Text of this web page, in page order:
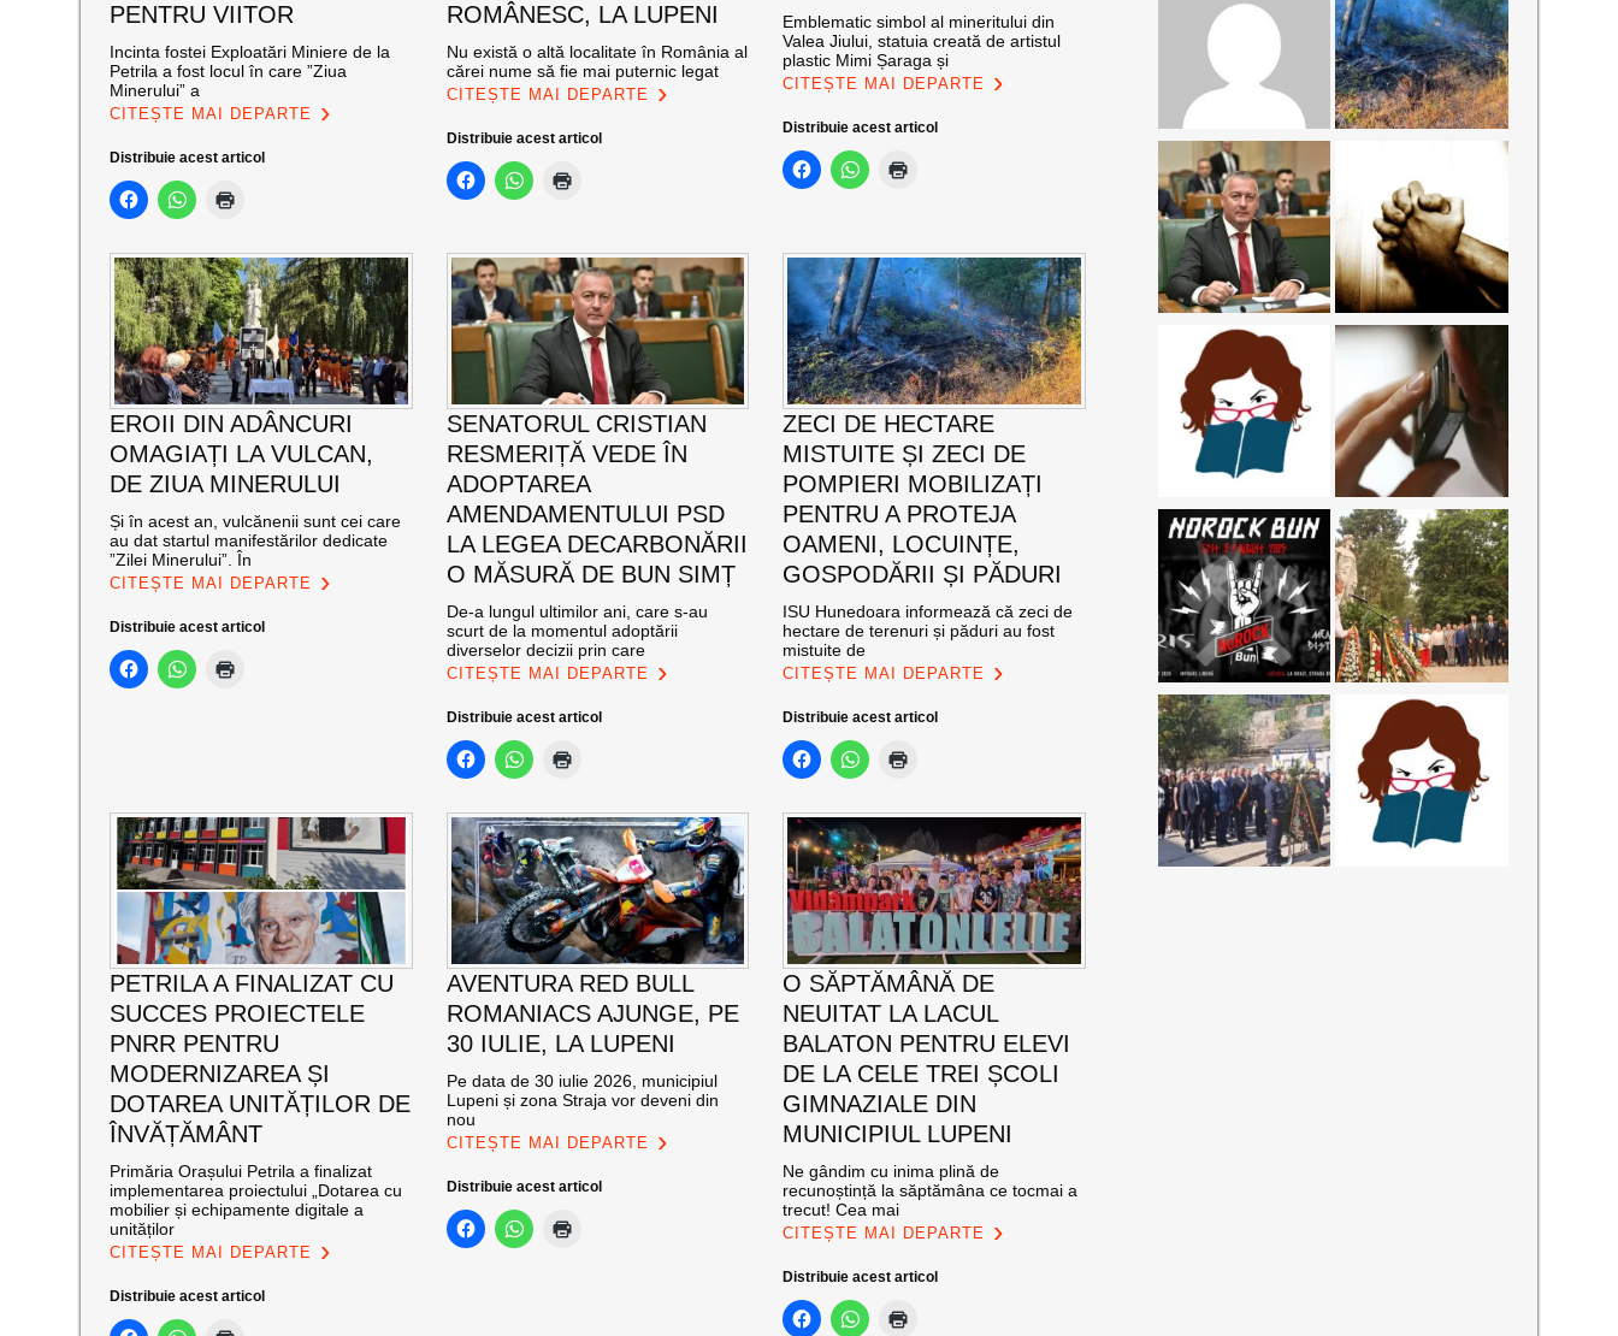
PENTRU VIITOR
Incinta fostei Exploatări Miniere de la
Petrila a fost locul în care ”Ziua
Minerului” a
CITEȘTE MAI DEPARTE
Distribuie acest articol
ROMÂNESC, LA LUPENI
Nu există o altă localitate în România al
cărei nume să fie mai puternic legat
CITEȘTE MAI DEPARTE
Distribuie acest articol
Emblematic simbol al mineritului din
Valea Jiului, statuia creată de artistul
plastic Mimi Șaraga și
CITEȘTE MAI DEPARTE
Distribuie acest articol
EROII DIN ADÂNCURI
OMAGIAȚI LA VULCAN,
DE ZIUA MINERULUI
Și în acest an, vulcănenii sunt cei care
au dat startul manifestărilor dedicate
”Zilei Minerului”. În
CITEȘTE MAI DEPARTE
Distribuie acest articol
SENATORUL CRISTIAN
RESMERIȚĂ VEDE ÎN
ADOPTAREA
AMENDAMENTULUI PSD
LA LEGEA DECARBONĂRII
O MĂSURĂ DE BUN SIMȚ
De-a lungul ultimilor ani, care s-au
scurt de la momentul adoptării
diverselor decizii prin care
CITEȘTE MAI DEPARTE
Distribuie acest articol
ZECI DE HECTARE
MISTUITE ȘI ZECI DE
POMPIERI MOBILIZAȚI
PENTRU A PROTEJA
OAMENI, LOCUINȚE,
GOSPODĂRII ȘI PĂDURI
ISU Hunedoara informează că zeci de
hectare de terenuri și păduri au fost
mistuite de
CITEȘTE MAI DEPARTE
Distribuie acest articol
PETRILA A FINALIZAT CU
SUCCES PROIECTELE
PNRR PENTRU
MODERNIZAREA ȘI
DOTAREA UNITĂȚILOR DE
ÎNVĂȚĂMÂNT
Primăria Orașului Petrila a finalizat
implementarea proiectului „Dotarea cu
mobilier și echipamente digitale a
unităților
CITEȘTE MAI DEPARTE
Distribuie acest articol
AVENTURA RED BULL
ROMANIACS AJUNGE, PE
30 IULIE, LA LUPENI
Pe data de 30 iulie 2026, municipiul
Lupeni și zona Straja vor deveni din
nou
CITEȘTE MAI DEPARTE
Distribuie acest articol
O SĂPTĂMÂNĂ DE
NEUITAT LA LACUL
BALATON PENTRU ELEVI
DE LA CELE TREI ȘCOLI
GIMNAZIALE DIN
MUNICIPIUL LUPENI
Ne gândim cu inima plină de
recunoștință la săptămâna ce tocmai a
trecut! Cea mai
CITEȘTE MAI DEPARTE
Distribuie acest articol